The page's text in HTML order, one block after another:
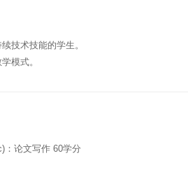
技术技能的学生。
模式。
：论文写作 60学分